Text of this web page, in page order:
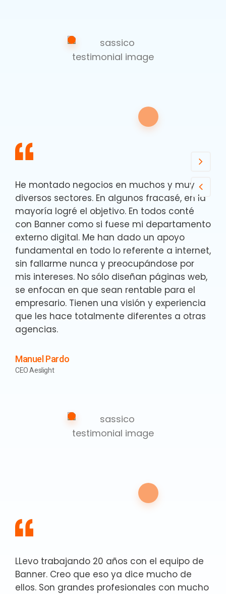
He montado negocios en muchos y muy
diversos sectores. En algunos fracasé, en la
mayoría logré el objetivo. En todos conté
con Banner como si fuese mi departamento
externo digital. Me han dado un apoyo
fundamental en todo lo referente a internet,
sin fallarme nunca y preocupándose por
mis intereses. No sólo diseñan páginas web,
se enfocan en que sean rentable para el
empresario. Tienen una visión y experiencia
que les hace totalmente diferentes a otras
agencias.
Manuel Pardo
CEO Aeslight
LLevo trabajando 20 años con el equipo de
Banner. Creo que eso ya dice mucho de
ellos. Son grandes profesionales con mucho